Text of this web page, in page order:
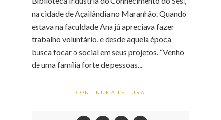
na cidade de Açailândia no Maranhão. Quando
estava na faculdade Ana já apreciava fazer
trabalho voluntário, e desde aquela época
busca focar o social em seus projetos. “Venho
de uma família forte de pessoas...
CONTINUE A LEITURA